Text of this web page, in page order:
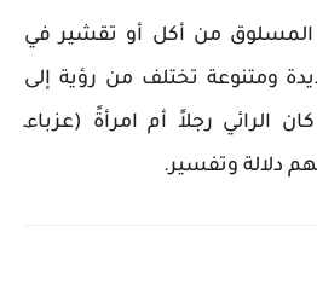
من أكل أو تقشير في
ومتنوعة تختلف من رؤية إلى
الرائي رجلاً أم امرأةً (عزباءـ
دلالة وتفسير.